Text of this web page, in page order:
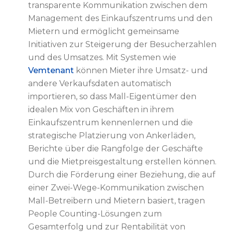
transparente Kommunikation zwischen dem
Management des Einkaufszentrums und den
Mietern und ermöglicht gemeinsame
Initiativen zur Steigerung der Besucherzahlen
und des Umsatzes. Mit Systemen wie
Vemtenant können Mieter ihre Umsatz- und
andere Verkaufsdaten automatisch
importieren, so dass Mall-Eigentümer den
idealen Mix von Geschäften in ihrem
Einkaufszentrum kennenlernen und die
strategische Platzierung von Ankerläden,
Berichte über die Rangfolge der Geschäfte
und die Mietpreisgestaltung erstellen können.
Durch die Förderung einer Beziehung, die auf
einer Zwei-Wege-Kommunikation zwischen
Mall-Betreibern und Mietern basiert, tragen
People Counting-Lösungen zum
Gesamterfolg und zur Rentabilität von